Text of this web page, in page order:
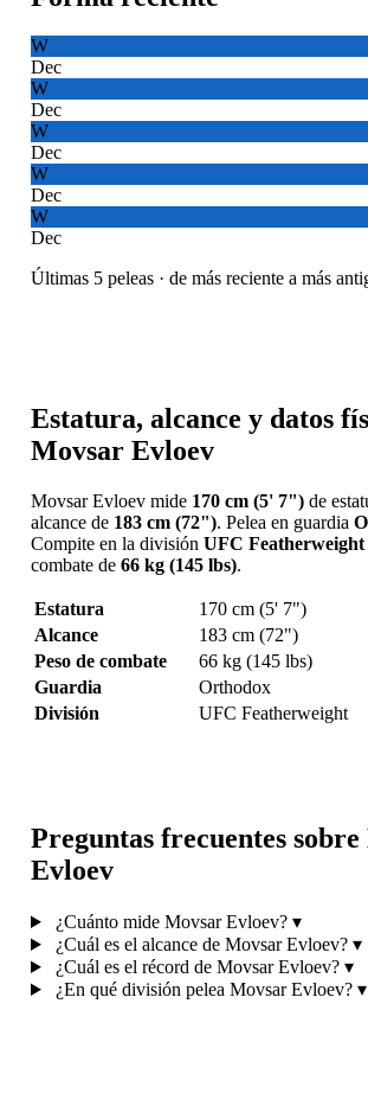
W
Dec
W
Dec
W
Dec
W
Dec
W
Dec
Últimas 5 peleas · de más reciente a más
Estatura, alcance y datos
Movsar Evloev
Movsar Evloev mide 170 cm (5' 7")de
alcance de 183 cm (72"). Pelea en guardia
Compite en la división UFC Featherweight
combate de 66 kg (145 lbs).
Estatura
170 cm (5' 7")
Alcance
183 cm (72")
Peso de combate
66 kg (145 lbs)
Guardia
Orthodox
División
UFC Featherweight
Preguntas frecuentes
Evloev
¿Cuánto mide Movsar Evloev? ▾
¿Cuál es el alcance de Movsar Evloev? ▾
¿Cuál es el récord de Movsar Evloev? ▾
¿En qué división pelea Movsar Evloev? ▾